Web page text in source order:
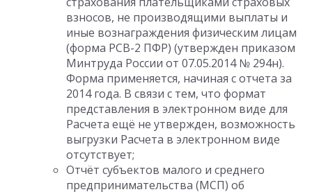
взносов, не производящими выплаты и
иные вознаграждения физическим лицам
(форма РСВ-2 ПФР) (утвержден приказом
Минтруда России от 07.05.2014 № 294н).
Форма применяется, начиная с отчета за
2014 года. В связи с тем, что формат
представления в электронном виде для
Расчета ещё не утвержден, возможность
выгрузки Расчета в электронном виде
отсутствует;
Отчёт субъектов малого и среднего
предпринимательства (МСП) об